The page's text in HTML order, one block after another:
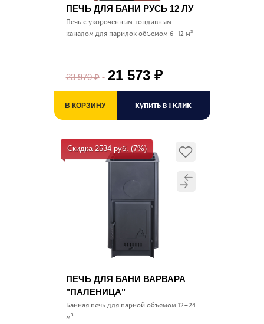
ПЕЧЬ ДЛЯ БАНИ РУСЬ 12 ЛУ
Печь с укороченным топливным
каналом для парилок объемом 6–12 м³
23 970₽ 21 573 ₽
В КОРЗИНУ КУПИТЬ В 1 КЛИК
Скидка 2534 руб. (7%)
ПЕЧЬ ДЛЯ БАНИ ВАРВАРА
"ПАЛЕНИЦА"
Банная печь для парной объемом 12–24
м³